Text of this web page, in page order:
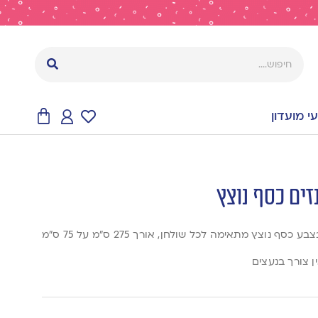
מועדון
כסף נוצץ
נוצץ מתאימה לכל שולחן, אורך 275 ס״מ על 75 ס״מ
צורך בנעצים